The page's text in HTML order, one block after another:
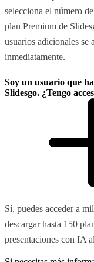
selecciona el número
plan Premium de
usuarios adicionales se
inmediatamente.
Soy un usuario que
Slidesgo. ¿Tengo
Sí, puedes acceder a
descargar hasta 150
presentaciones con IA